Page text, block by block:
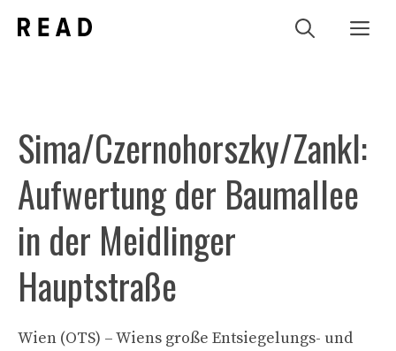
Inhalt
Sima/Czernohorszky/Zankl:
Aufwertung der Baumallee
in der Meidlinger
Hauptstraße
Wien (OTS) – Wiens große Entsiegelungs- und